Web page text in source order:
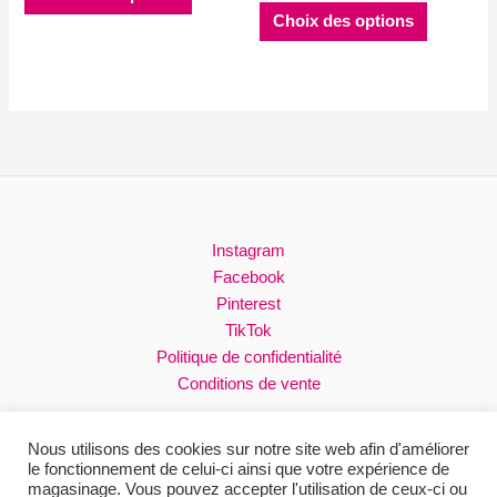
sur
page
produit
Choix des options
Ce
Instagram
Facebook
Pinterest
TikTok
Politique de confidentialité
Conditions de vente
Nous utilisons des cookies sur notre site web afin d'améliorer
le fonctionnement de celui-ci ainsi que votre expérience de
magasinage. Vous pouvez accepter l'utilisation de ceux-ci ou